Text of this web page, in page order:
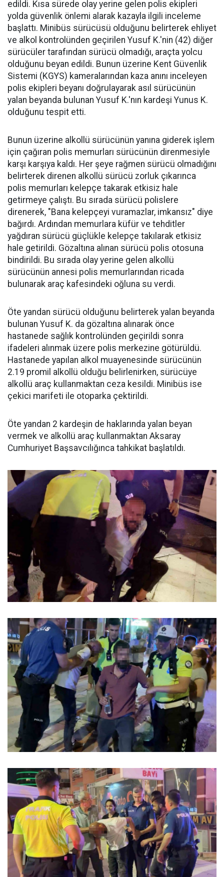
edildi. Kısa sürede olay yerine gelen polis ekipleri
yolda güvenlik önlemi alarak kazayla ilgili inceleme
başlattı. Minibüs sürücüsü olduğunu belirterek ehliyet
ve alkol kontrolünden geçirilen Yusuf K.'nin (42) diğer
sürücüler tarafından sürücü olmadığı, araçta yolcu
olduğunu beyan edildi. Bunun üzerine Kent Güvenlik
Sistemi (KGYS) kameralarından kaza anını inceleyen
polis ekipleri beyanı doğrulayarak asıl sürücünün
yalan beyanda bulunan Yusuf K.'nın kardeşi Yunus K.
olduğunu tespit etti.
Bunun üzerine alkollü sürücünün yanına giderek işlem
için çağıran polis memurları sürücünün direnmesiyle
karşı karşıya kaldı. Her şeye rağmen sürücü olmadığını
belirterek direnen alkollü sürücü zorluk çıkarınca
polis memurları kelepçe takarak etkisiz hale
getirmeye çalıştı. Bu sırada sürücü polislere
direnerek, "Bana kelepçeyi vuramazlar, imkansız" diye
bağırdı. Ardından memurlara küfür ve tehditler
yağdıran sürücü güçlükle kelepçe takılarak etkisiz
hale getirildi. Gözaltına alınan sürücü polis otosuna
bindirildi. Bu sırada olay yerine gelen alkollü
sürücünün annesi polis memurlarından ricada
bulunarak araç kafesindeki oğluna su verdi.
Öte yandan sürücü olduğunu belirterek yalan beyanda
bulunan Yusuf K. da gözaltına alınarak önce
hastanede sağlık kontrolünden geçirildi sonra
ifadeleri alınmak üzere polis merkezine götürüldü.
Hastanede yapılan alkol muayenesinde sürücünün
2.19 promil alkollü olduğu belirlenirken, sürücüye
alkollü araç kullanmaktan ceza kesildi. Minibüs ise
çekici marifeti ile otoparka çektirildi.
Öte yandan 2 kardeşin de haklarında yalan beyan
vermek ve alkollü araç kullanmaktan Aksaray
Cumhuriyet Başsavcılığınca tahkikat başlatıldı.